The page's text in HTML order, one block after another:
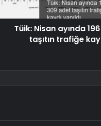
Tüik: Nisan ayında
taşıtın trafiğe